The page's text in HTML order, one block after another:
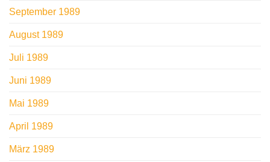
September 1989
August 1989
Juli 1989
Juni 1989
Mai 1989
April 1989
März 1989